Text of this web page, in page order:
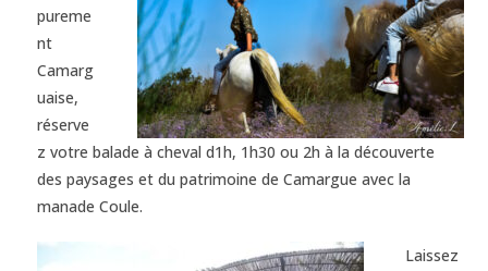
pureme
nt
Camarg
uaise,
réserve
z votre balade à cheval d1h, 1h30 ou 2h à la découverte
des paysages et du patrimoine de Camargue avec la
manade Coule.
Laissez